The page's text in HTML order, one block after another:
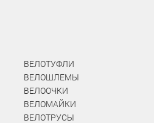
ВЕЛОТУФЛИ
ВЕЛОШЛЕМЫ
ВЕЛООЧКИ
ВЕЛОМАЙКИ
ВЕЛОТРУСЫ